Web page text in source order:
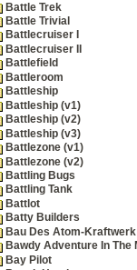
Battle Trek
Battle Trivial
Battlecruiser I
Battlecruiser II
Battlefield
Battleroom
Battleship
Battleship (v1)
Battleship (v2)
Battleship (v3)
Battlezone (v1)
Battlezone (v2)
Battling Bugs
Battling Tank
Battlot
Batty Builders
Bau Des Atom-Kraftwerk
Bawdy Adventure In The
Bay Pilot